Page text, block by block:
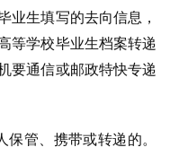
业生填写的去向信息，
等学校毕业生档案转递
要通信或邮政特快专递
管、携带或转递的。